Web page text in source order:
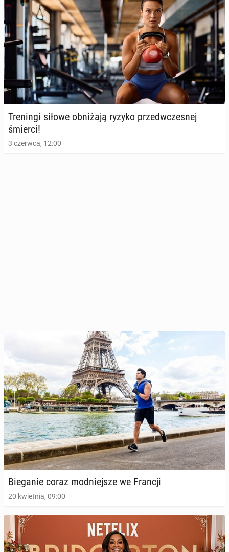
Tre­nin­gi siłowe ob­ni­ża­ją ryzyko przed­wcze­snej
śmierci!
3 czerwca, 12:00
Bie­ga­nie coraz mod­niej­sze we Francji
20 kwietnia, 09:00